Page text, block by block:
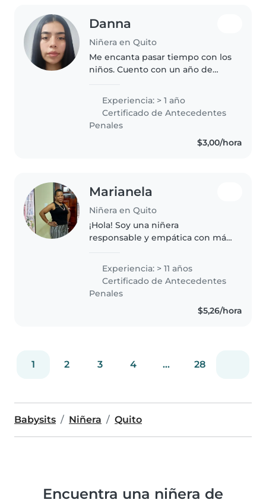
Danna
Niñera en Quito
Me encanta pasar tiempo con los
niños. Cuento con un año de
niños pequeños, preescolares y
escolares. Soy creativo/a y
paciente, con formación en
Educación..
Experiencia: > 1 año
Certificado de Antecedentes
Penales
$3,00/hora
Marianela
Niñera en Quito
¡Hola! Soy una niñera
responsable y empática con más
cuidando niños de todas las
edades. Me encanta hacer
manualidades y estoy cómoda
cocinando y ayudando..
Experiencia: > 11 años
Certificado de Antecedentes
Penales
$5,26/hora
1 2 3 4 ... 28
Babysits Niñera Quito
Encuentra una niñera de